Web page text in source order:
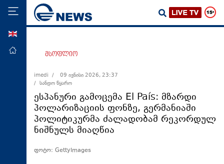
მთავარი
ეკონომიკა
მსოფლიო
ჯანდაცვა
საზოგადოება
სამართალი
მსოფლიო
imedi /
09 ივნისი 2026, 23:37
/ სანდო წყარო
ესპანური გამოცემა El País: მზარდი
პოლარიზაციის ფონზე, გერმანიაში
პოლიტიკურმა ძალადობამ რეკორდულ
ნიშნულს მიაღწია
ფოტო: GettyImages